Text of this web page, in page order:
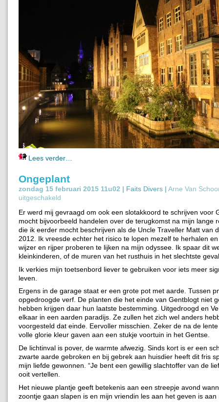
Lees verder…
Ongeplant
zondag 15 februari 2015 11u02 | Faits Divers | Arne Van
uitgeschakeld
Er werd mij gevraagd om ook een slotakkoord te schrijven voor
mocht bijvoorbeeld handelen over de terugkomst na mijn lange
die ik eerder mocht beschrijven als de Uncle Traveller Matt van
2012. Ik vreesde echter het risico te lopen mezelf te herhalen
wijzer en rijper proberen te lijken na mijn odyssee. Ik spaar dit
kleinkinderen, of de muren van het rusthuis in het slechtste
Ik verkies mijn toetsenbord liever te gebruiken voor iets meer
leven.
Ergens in de garage staat er een grote pot met aarde. Tussen
opgedroogde verf. De planten die het einde van Gentblogt niet
hebben krijgen daar hun laatste bestemming. Uitgedroogd en
elkaar in een aarden paradijs. Ze zullen het zich wel anders
voorgesteld dat einde. Eervoller misschien. Zeker de na de
volle glorie kleur gaven aan een stukje voortuin in het Gentse.
De lichtinval is pover, de warmte afwezig. Sinds kort is er een
zwarte aarde gebroken en bij gebrek aan huisdier heeft dit fris
mijn liefde gewonnen. “Je bent een gewillig slachtoffer van de
ooit vertellen.
Het nieuwe plantje geeft betekenis aan een streepje avond
zoontje gaan slapen is en mijn vriendin les aan het geven is aan